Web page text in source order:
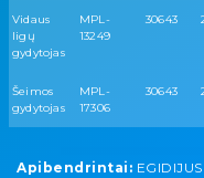
Vidaus
ligų
gydytojas
MPL-
13249
30643
Šeimos
gydytojas
MPL-
17306
30643
Apibendrintai: